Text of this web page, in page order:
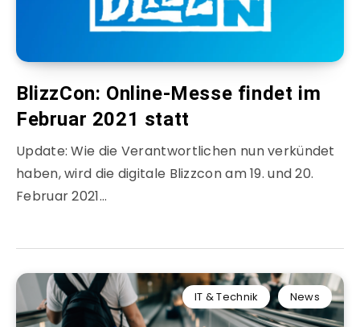
BlizzCon: Online-Messe findet im
Februar 2021 statt
Update: Wie die Verantwortlichen nun verkündet
haben, wird die digitale Blizzcon am 19. und 20.
Februar 2021…
IT & Technik News